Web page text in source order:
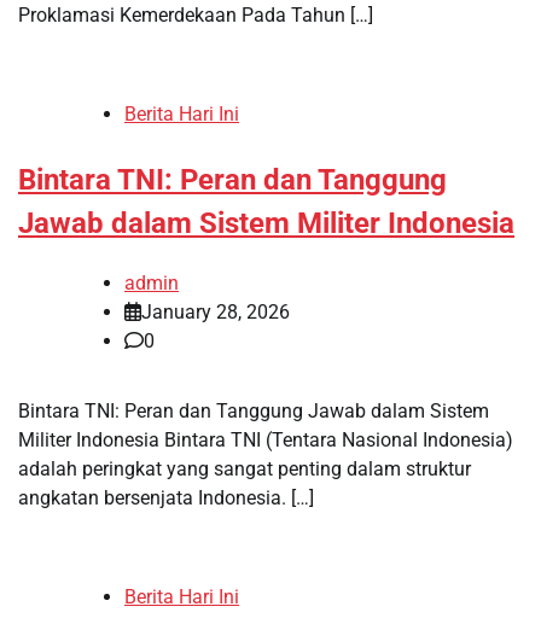
Proklamasi Kemerdekaan Pada Tahun […]
Berita Hari Ini
Bintara TNI: Peran dan Tanggung
Jawab dalam Sistem Militer Indonesia
admin
January 28, 2026
0
Bintara TNI: Peran dan Tanggung Jawab dalam Sistem
Militer Indonesia Bintara TNI (Tentara Nasional Indonesia)
adalah peringkat yang sangat penting dalam struktur
angkatan bersenjata Indonesia. […]
Berita Hari Ini